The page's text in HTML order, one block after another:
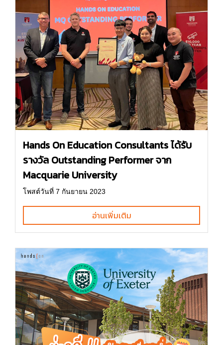
Hands On Education Consultants ได้รับ
รางวัล Outstanding Performer จาก
Macquarie University
โพสต์วันที่ 7 กันยายน 2023
อ่านเพิ่มเติม